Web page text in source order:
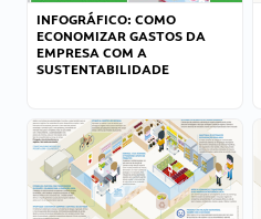
INFOGRÁFICO: COMO
ECONOMIZAR GASTOS DA
EMPRESA COM A
SUSTENTABILIDADE